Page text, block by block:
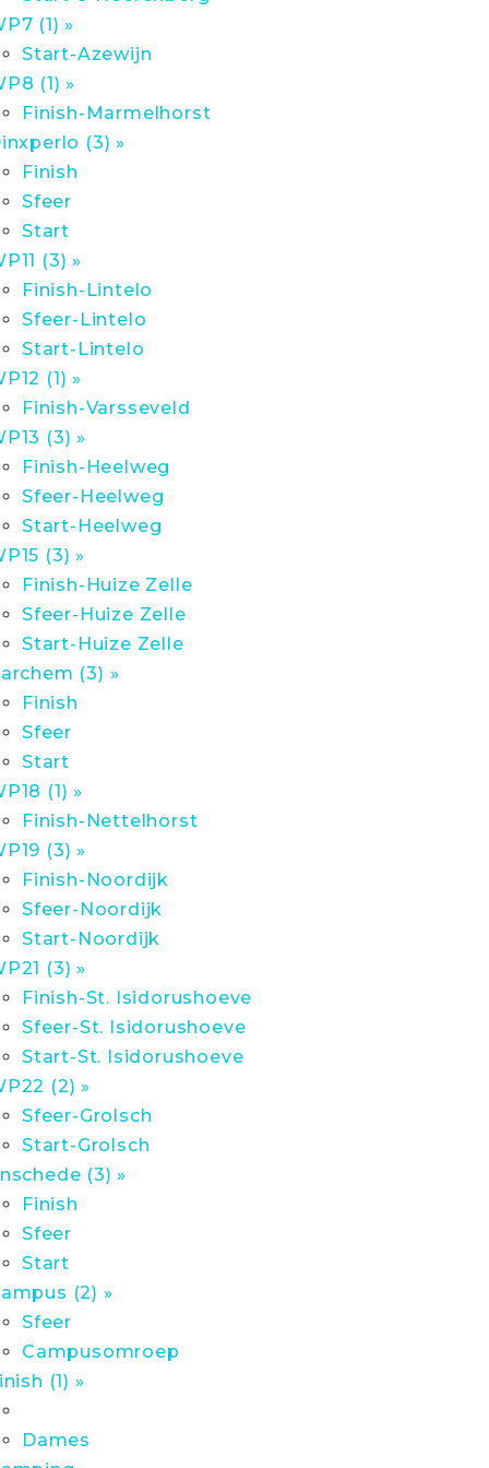
(1) »
Start-Azewijn
(1) »
Finish-Marmelhorst
(3) »
Finish
Sfeer
Start
(3) »
Finish-Lintelo
Sfeer-Lintelo
Start-Lintelo
(1) »
Finish-Varsseveld
(3) »
Finish-Heelweg
Sfeer-Heelweg
Start-Heelweg
(3) »
Finish-Huize Zelle
Sfeer-Huize Zelle
Start-Huize Zelle
(3) »
Finish
Sfeer
Start
(1) »
Finish-Nettelhorst
(3) »
Finish-Noordijk
Sfeer-Noordijk
Start-Noordijk
(3) »
Finish-St. Isidorushoeve
Sfeer-St. Isidorushoeve
Start-St. Isidorushoeve
(2) »
Sfeer-Grolsch
Start-Grolsch
(3) »
Finish
Sfeer
Start
(2) »
Sfeer
Campusomroep
(1) »
Dames